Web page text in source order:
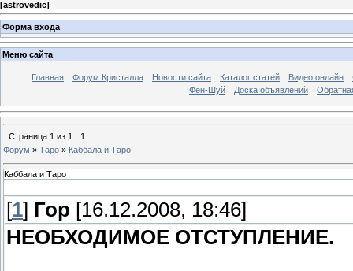
[astrovedic]
Форма входа
Меню сайта
Главная Форум Кристалла Новости сайта Каталог статей Видео онлайн
Фен-Шуй
Доска объявлений
Страница 1 из 1
1
Форум » Таро » Каббала и Таро
Каббала и Таро
[1] Гор [16.12.2008, 18:46]
НЕОБХОДИМОЕ ОТСТУПЛЕНИЕ.